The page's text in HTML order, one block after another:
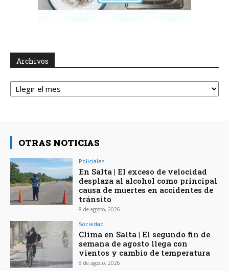
Archivos
Archivos
OTRAS NOTICIAS
Policiales
En Salta | El exceso de velocidad
desplaza al alcohol como principal
causa de muertes en accidentes de
tránsito
8 de agosto, 2026
Sociedad
Clima en Salta | El segundo fin de
semana de agosto llega con
vientos y cambio de temperatura
8 de agosto, 2026